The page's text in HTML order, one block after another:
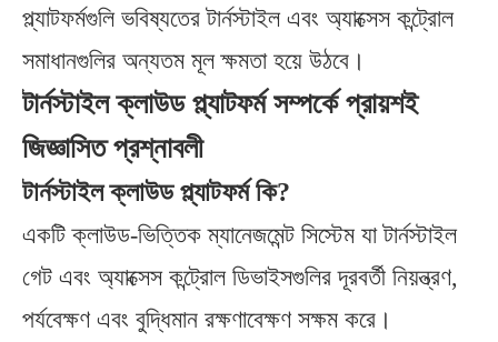
প্ল্যাটফর্মগুলি ভবিষ্যতের টার্নস্টাইল এবং অ্যাক্সেস কন্ট্রোল
সমাধানগুলির অন্যতম মূল ক্ষমতা হয়ে উঠবে।
টার্নস্টাইল ক্লাউড প্ল্যাটফর্ম সম্পর্কে প্রায়শই
জিজ্ঞাসিত প্রশ্নাবলী
টার্নস্টাইল ক্লাউড প্ল্যাটফর্ম কি?
একটি ক্লাউড-ভিত্তিক ম্যানেজমেন্ট সিস্টেম যা টার্নস্টাইল
গেট এবং অ্যাক্সেস কন্ট্রোল ডিভাইসগুলির দূরবর্তী নিয়ন্ত্রণ,
পর্যবেক্ষণ এবং বুদ্ধিমান রক্ষণাবেক্ষণ সক্ষম করে।